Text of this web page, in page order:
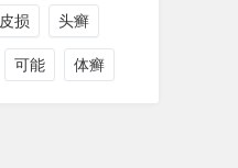
皮损 头癣
可能 体癣